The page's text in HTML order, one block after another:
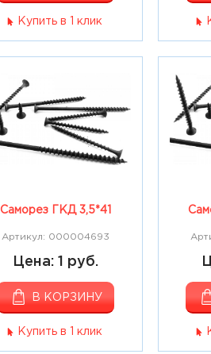
Купить в 1 клик
Саморез ГКД 3,5*41
Артикул: 000004693
Цена: 1 руб.
В КОРЗИНУ
Купить в 1 клик